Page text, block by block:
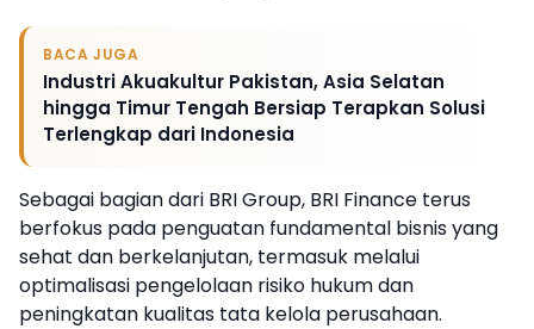
BACA JUGA
Industri Akuakultur Pakistan, Asia Selatan
hingga Timur Tengah Bersiap Terapkan Solusi
Terlengkap dari Indonesia
Sebagai bagian dari BRI Group, BRI Finance terus
berfokus pada penguatan fundamental bisnis yang
sehat dan berkelanjutan, termasuk melalui
optimalisasi pengelolaan risiko hukum dan
peningkatan kualitas tata kelola perusahaan.